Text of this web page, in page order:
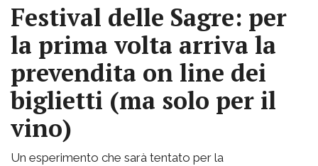
Festival delle Sagre: per
la prima volta arriva la
prevendita on line dei
biglietti (ma solo per il
vino)
Un esperimento che sarà tentato per la